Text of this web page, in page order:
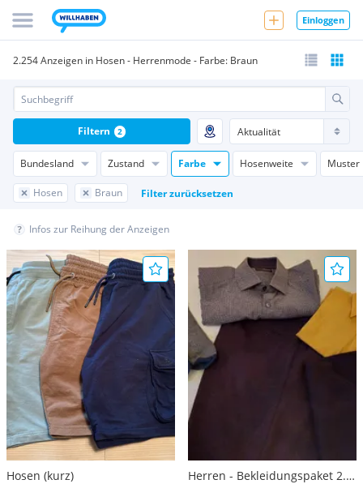
Einloggen
2.254 Anzeigen in Hosen - Herrenmode - Farbe: Braun
Bundesland Zustand Farbe Hosenweite Muster
Hosen Braun Filter zurücksetzen
Filtern 2
Infos zur Reihung der Anzeigen
Hosen (kurz)
Herren - Bekleidungspaket 2.